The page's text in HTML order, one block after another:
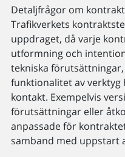
Detaljfrågor om
Trafikverkets
uppdraget, då varje
utformning och
tekniska
funktionalitet av verktyg
kontakt. Exempelvis
förutsättningar eller
anpassade för
samband med uppstart